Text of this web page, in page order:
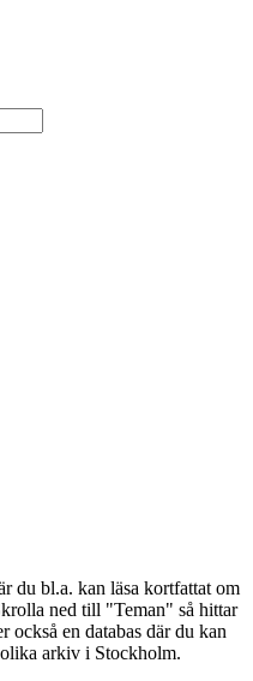
du bl.a. kan läsa kortfattat om
ned till "Teman" så hittar
också en databas där du kan
arkiv i Stockholm.